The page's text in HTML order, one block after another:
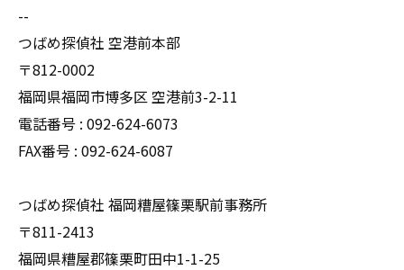
--
つばめ探偵社 空港前本部
〒812-0002
福岡県福岡市博多区 空港前3-2-11
電話番号 : 092-624-6073
FAX番号 : 092-624-6087
つばめ探偵社 福岡糟屋篠栗駅前事務所
〒811-2413
福岡県糟屋郡篠栗町田中1-1-25